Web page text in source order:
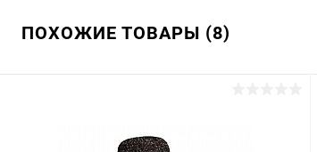
ПОХОЖИЕ ТОВАРЫ (8)